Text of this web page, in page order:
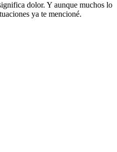
dolor. Y aunque muchos lo
ya te mencioné.